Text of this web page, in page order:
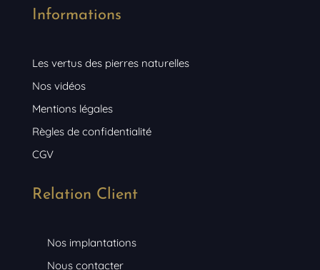
Informations
Les vertus des pierres naturelles
Nos vidéos
Mentions légales
Règles de confidentialité
CGV
Relation Client
Nos implantations
Nous contacter